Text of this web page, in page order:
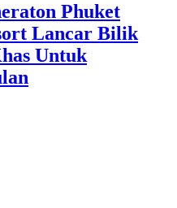
Phuket
Lancar Bilik
Untuk